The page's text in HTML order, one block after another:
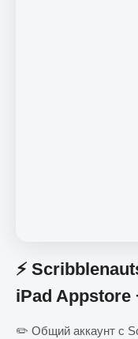
⚡️
iPad Appstore
✏️ Общий аккаунт с